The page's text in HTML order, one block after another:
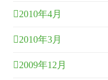
2010年4月
2010年3月
2009年12月